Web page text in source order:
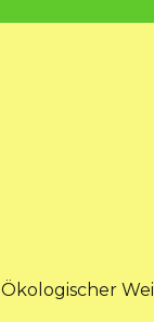
Ökologischer